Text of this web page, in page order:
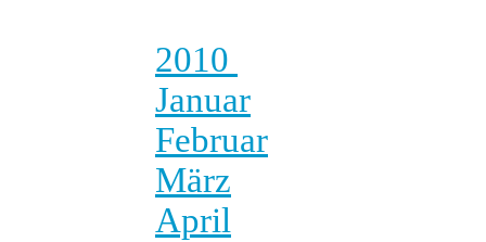
2010
Januar
Februar
März
April